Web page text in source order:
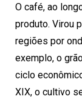
O café, ao
produto. Virou
regiões por
exemplo, o
ciclo
XIX, o cultivo